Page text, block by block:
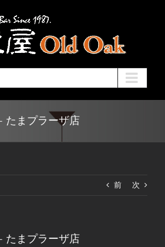
たまプラーザ店
前 次
たまプラーザ店